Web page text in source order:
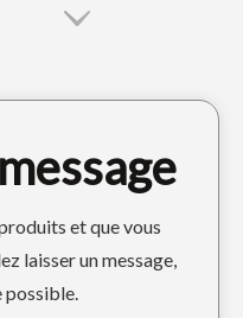
et que vous
laisser un message,
possible.